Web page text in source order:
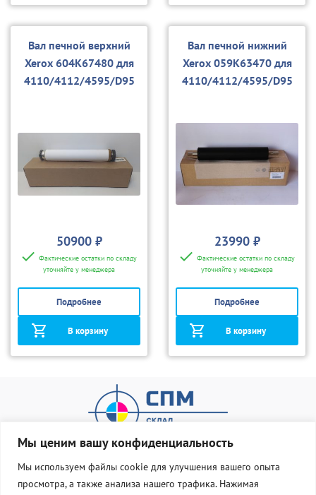
Мы ценим вашу конфиденциальность
Мы используем файлы cookie для улучшения вашего опыта
просмотра, а также анализа нашего трафика. Нажимая
Вал печной верхний
Xerox 604K67480 для
4110/4112/4595/D95
50900 ₽
Фактические остатки по складу
уточняйте у менеджера
Подробнее
В корзину
Вал печной нижний
Xerox 059K63470 для
4110/4112/4595/D95
23990 ₽
Фактические остатки по складу
уточняйте у менеджера
Подробнее
В корзину
О нас Оплата и доставка